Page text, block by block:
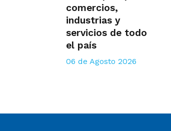
comercios,
industrias y
servicios de todo
el país
06 de Agosto 2026